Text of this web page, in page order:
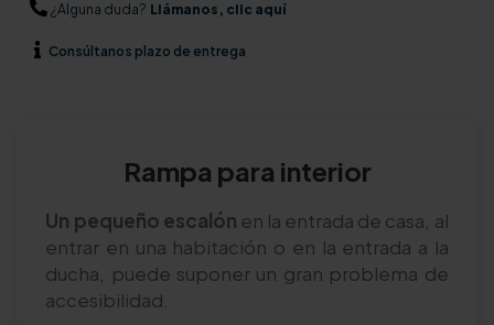
¿Alguna duda? Llámanos, clic aquí
Consúltanos plazo de entrega
Rampa para interior
Un pequeño escalón en la entrada de casa, al
entrar en una habitación o en la entrada a la
ducha, puede suponer un gran problema de
accesibilidad.